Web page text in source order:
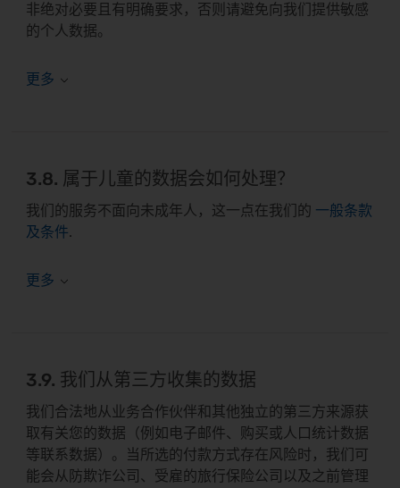
非绝对必要且有明确要求，否则请避免向我们提供敏感
的个人数据。
3.8. 属于儿童的数据会如何处理？
我们的服务不面向未成年人，这一点在我们的 一般条款
及条件.
3.9. 我们从第三方收集的数据
我们合法地从业务合作伙伴和其他独立的第三方来源获
取有关您的数据（例如电子邮件、购买或人口统计数据
等联系数据）。当所选的付款方式存在风险时，我们可
能会从防欺诈公司、受雇的旅行保险公司以及之前管理